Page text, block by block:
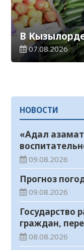
В
07.08.2026
НОВОСТИ
«Адал
учебном году
09.08.2026
Прогноз
09.08.2026
Государство
граждан,
регионы для
08.08.2026